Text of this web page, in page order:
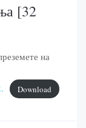
[32
на
Download